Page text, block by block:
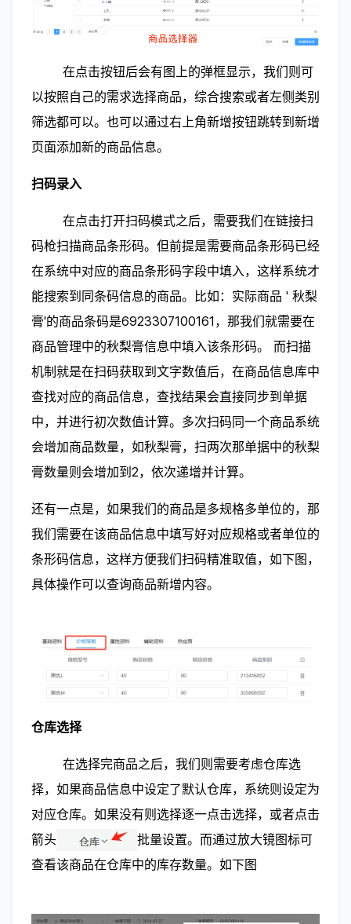
以按照自己的需求选择商品，综合搜索或者左侧类别
筛选都可以。也可以通过右上角新增按钮跳转到新增
页面添加新的商品信息。
扫码录入
码枪扫描商品条形码。但前提是需要商品条形码已经
在系统中对应的商品条形码字段中填入，这样系统才
能搜索到同条码信息的商品。比如：实际商品 ' 秋梨
膏'的商品条码是6923307100161，那我们就需要在
商品管理中的秋梨膏信息中填入该条形码。 而扫描
机制就是在扫码获取到文字数值后，在商品信息库中
查找对应的商品信息，查找结果会直接同步到单据
中，并进行初次数值计算。多次扫码同一个商品系统
会增加商品数量，如秋梨膏，扫两次那单据中的秋梨
膏数量则会增加到2，依次递增并计算。
还有一点是，如果我们的商品是多规格多单位的，那
我们需要在该商品信息中填写好对应规格或者单位的
条形码信息，这样方便我们扫码精准取值，如下图，
具体操作可以查询商品新增内容。
仓库选择
择，如果商品信息中设定了默认仓库，系统则设定为
对应仓库。如果没有则选择逐一点击选择，或者点击
箭头
批量设置。而通过放大镜图标可
查看该商品在仓库中的库存数量。如下图